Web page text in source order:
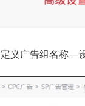
定义广告组名称